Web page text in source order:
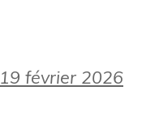
19 février 2026